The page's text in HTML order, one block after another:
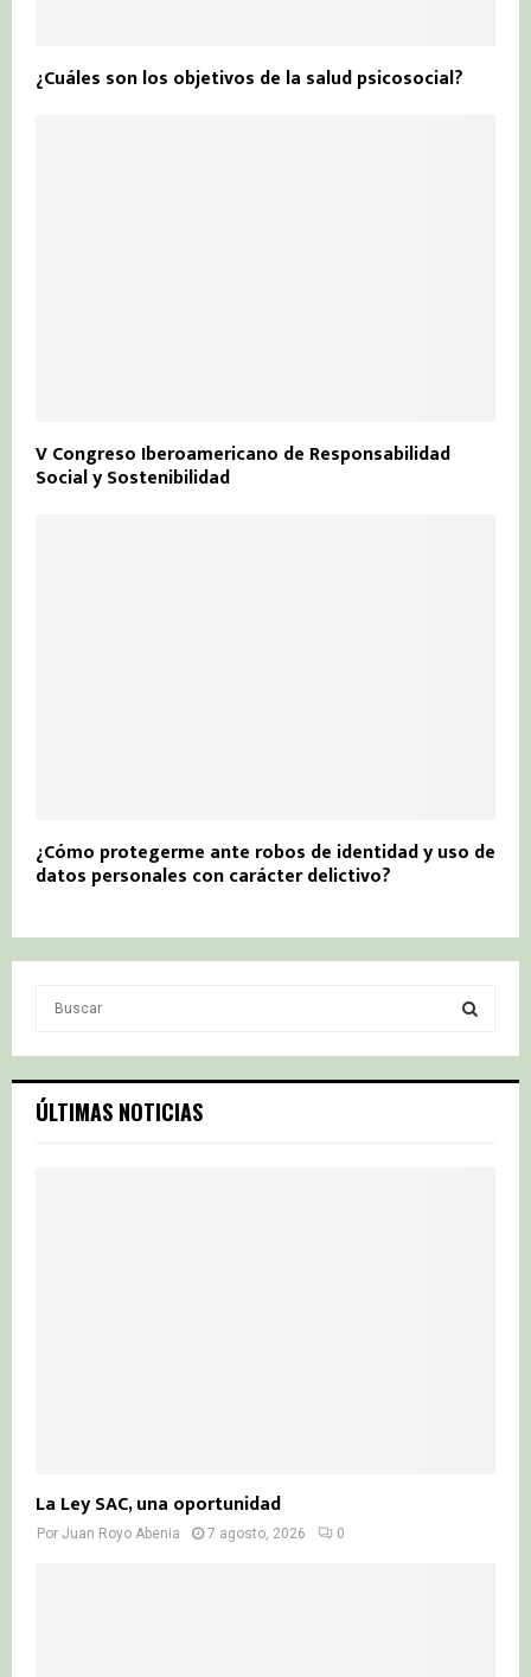
¿Cuáles son los objetivos de la salud psicosocial?
V Congreso Iberoamericano de Responsabilidad
Social y Sostenibilidad
¿Cómo protegerme ante robos de identidad y uso de
datos personales con carácter delictivo?
c
h
S
ÚLTIMAS NOTICIAS
La Ley SAC, una oportunidad
Por Juan Royo Abenia 7 agosto, 2026 0